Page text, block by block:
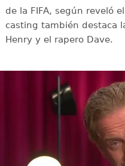
de la FIFA, según reveló
casting también destaca
Henry y el rapero Dave.